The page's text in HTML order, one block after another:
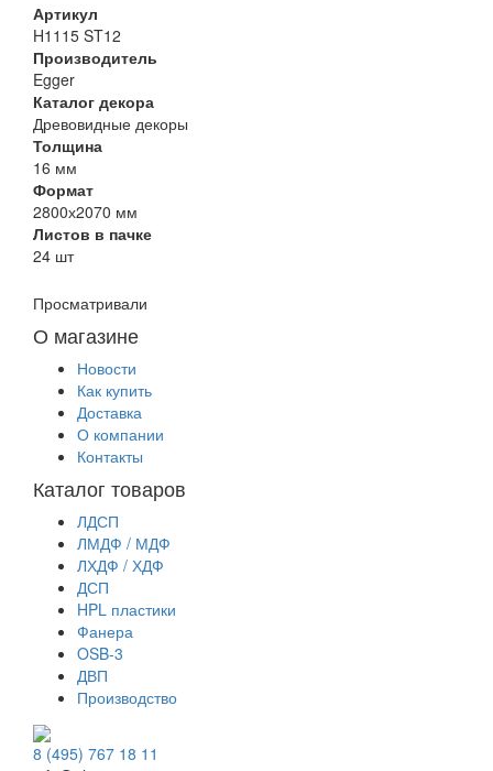
Артикул
H1115 ST12
Производитель
Egger
Каталог декора
Древовидные декоры
Толщина
16 мм
Формат
2800х2070 мм
Листов в пачке
24 шт
Просматривали
О магазине
Новости
Как купить
Доставка
О компании
Контакты
Каталог товаров
ЛДСП
ЛМДФ / МДФ
ЛХДФ / ХДФ
ДСП
HPL пластики
Фанера
OSB-3
ДВП
Производство
8 (495) 767 18 11